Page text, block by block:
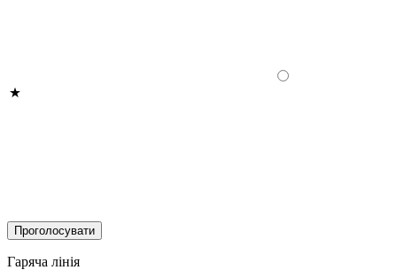
Гаряча лінія